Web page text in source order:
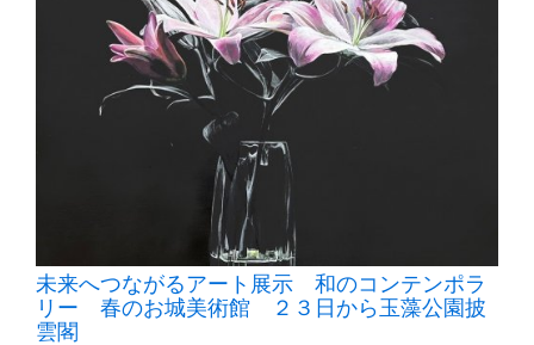
未来へつながるアート展示 和のコンテンポラ
リー 春のお城美術館 ２３日から玉藻公園披
雲閣